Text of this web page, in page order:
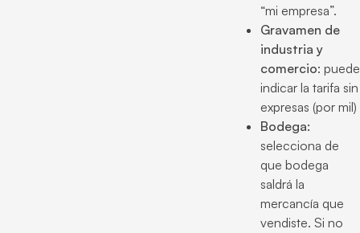
“mi empresa”.
Gravamen de
industria y
comercio: puede
indicar la tarifa sin
expresas (por mil)
Bodega:
selecciona de
que bodega
saldrá la
mercancía que
vendiste. Si no